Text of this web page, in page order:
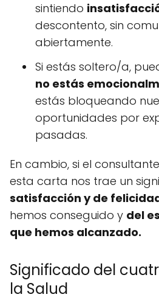
sintiendo
descontento, sin
abiertamente.
Si estás soltero/a,
no estás
estás bloqueando
oportunidades por
pasadas.
En cambio, si el
esta carta nos trae un
satisfacción y de
hemos conseguido y del
que hemos alcanzado.
Significado del
la Salud